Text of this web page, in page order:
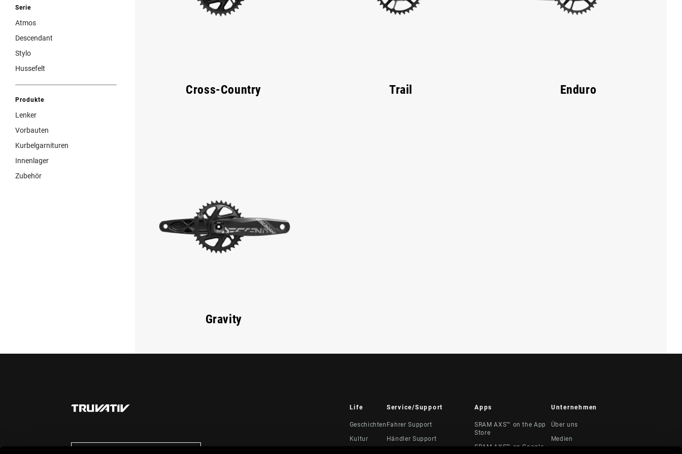
Serie
Atmos
Descendant
Stylo
Hussefelt
Produkte
Lenker
Vorbauten
Kurbelgarnituren
Innenlager
Zubehör
Cross-Country Trail Enduro
Gravity
Life
Geschichten
Kultur
Service/Support
Fahrer Support
Händler Support
Apps
SRAM AXS™ on the App
Store
SRAM AXS™ on Google
Unternehmen
Über uns
Medien